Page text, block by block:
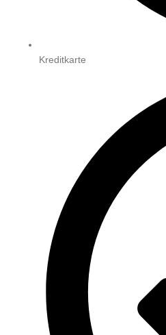
Kreditkarte